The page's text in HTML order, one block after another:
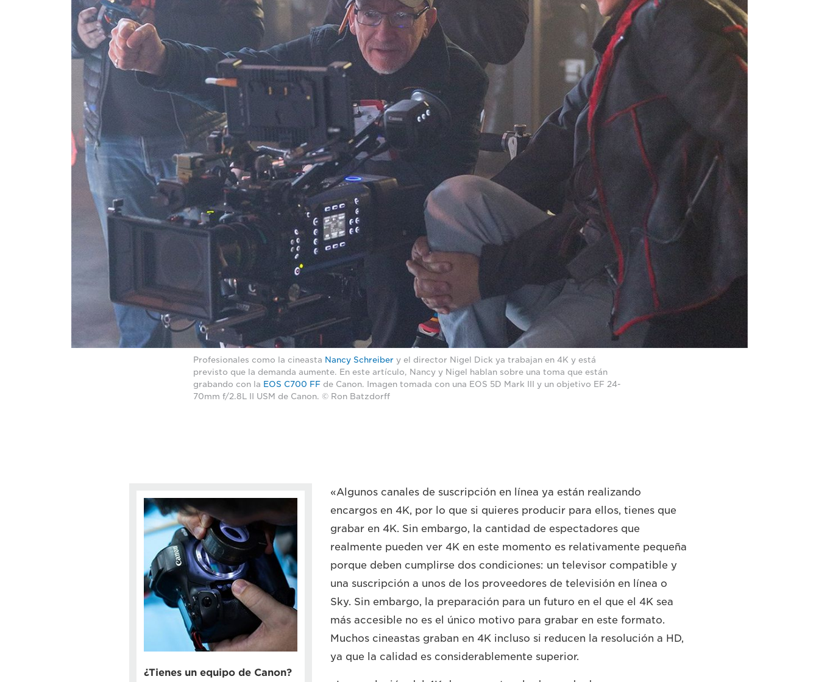
Profesionales como la cineasta Nancy Schreiber y el director Nigel Dick ya trabajan en 4K y está
previsto que la demanda aumente. En este artículo, Nancy y Nigel hablan sobre una toma que están
grabando con la EOS C700 FF de Canon. Imagen tomada con una EOS 5D Mark III y un objetivo EF 24-
70mm f/2.8L II USM de Canon. © Ron Batzdorff
¿Tienes un equipo de Canon?
«Algunos canales de suscripción en línea ya están realizando
encargos en 4K, por lo que si quieres producir para ellos, tienes que
grabar en 4K. Sin embargo, la cantidad de espectadores que
realmente pueden ver 4K en este momento es relativamente pequeña
porque deben cumplirse dos condiciones: un televisor compatible y
una suscripción a unos de los proveedores de televisión en línea o
Sky. Sin embargo, la preparación para un futuro en el que el 4K sea
más accesible no es el único motivo para grabar en este formato.
Muchos cineastas graban en 4K incluso si reducen la resolución a HD,
ya que la calidad es considerablemente superior.